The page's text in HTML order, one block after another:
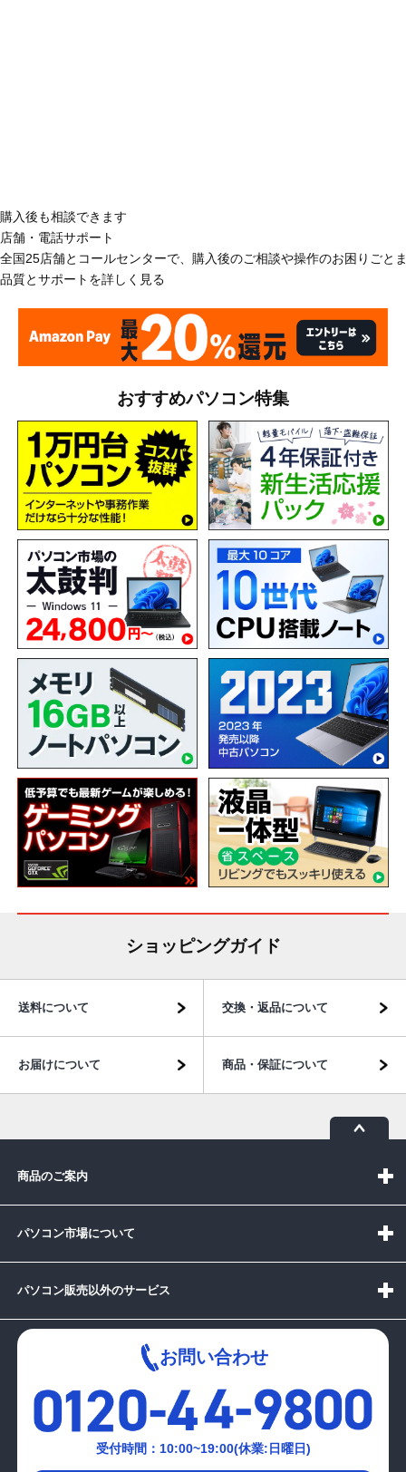
購入後も相談できます
店舗・電話サポート
全国25店舗とコールセンターで、購入後のご相談や操作のお困りごと
品質とサポートを詳しく見る
おすすめパソコン特集
ショッピングガイド
送料について 交換・返品について
お届けについて 商品・保証について
商品のご案内
パソコン市場について
パソコン販売以外のサービス
お問い合わせ
受付時間：10:00~19:00(休業:日曜日)